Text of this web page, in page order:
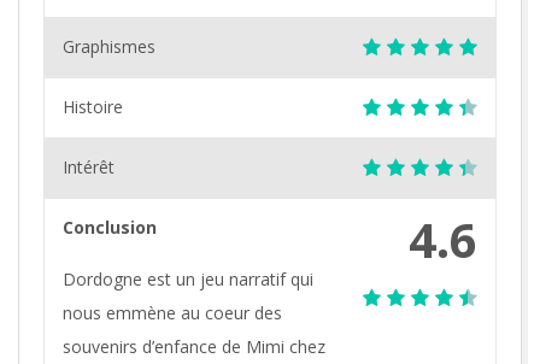
Graphismes
Histoire
Intérêt
4.6
Conclusion
Dordogne est un jeu narratif qui
nous emmène au coeur des
souvenirs d’enfance de Mimi chez